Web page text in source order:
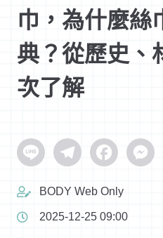
巾，為什麼絲
典？從歷史、
次了解
Line TelegramFacebook
BODY Web Only
2025-12-25 09:00